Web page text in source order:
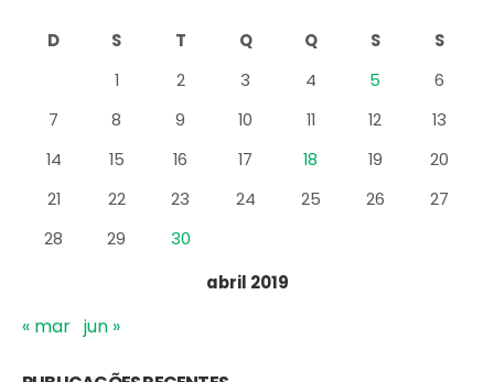
abril 2019
D S T Q Q S
S
1
2 3 4 5
6
7
8 9 10 11 12
13
14
15 16 17 18 19
20
21
22 23 24 25 26
27
28
29 30
« mar jun »